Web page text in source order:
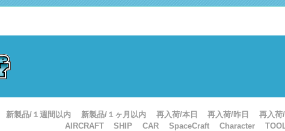
新製品/１週間以内 新製品/１ヶ月以内 再入荷/本日 再入荷/昨日 再入荷
AIRCRAFT
SHIP CAR SpaceCraft Character